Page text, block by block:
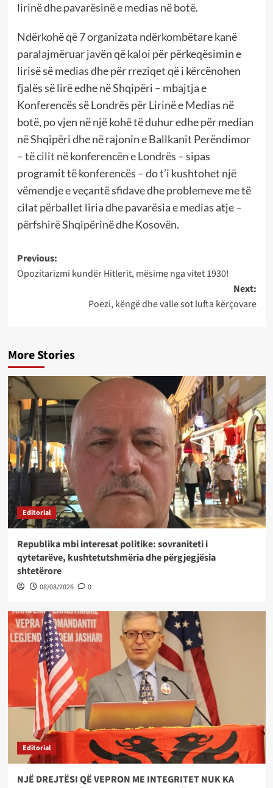
lirinë dhe pavarësinë e medias në botë.
Ndërkohë që 7 organizata ndërkombëtare kanë
paralajmëruar javën që kaloi për përkeqësimin e
lirisë së medias dhe për rreziqet që i kërcënohen
fjalës së lirë edhe në Shqipëri – mbajtja e
Konferencës së Londrës për Lirinë e Medias në
botë, po vjen në një kohë të duhur edhe për median
në Shqipëri dhe në rajonin e Ballkanit Perëndimor
– të cilit në konferencën e Londrës – sipas
programit të konferencës – do t’i kushtohet një
vëmendje e veçantë sfidave dhe problemeve me të
cilat përballet liria dhe pavarësia e medias atje –
përfshirë Shqipërinë dhe Kosovën.
Post
navigation
Previous:
Opozitarizmi kundër Hitlerit, mësime nga vitet 1930!
Next:
Poezi, këngë dhe valle sot lufta kërçovare
More Stories
Editorial
Republika mbi interesat politike: sovraniteti i
qytetarëve, kushtetutshmëria dhe përgjegjësia
shtetërore
08/08/2026 0
Editorial
NJË DREJTËSI QË VEPRON ME INTEGRITET NUK KA